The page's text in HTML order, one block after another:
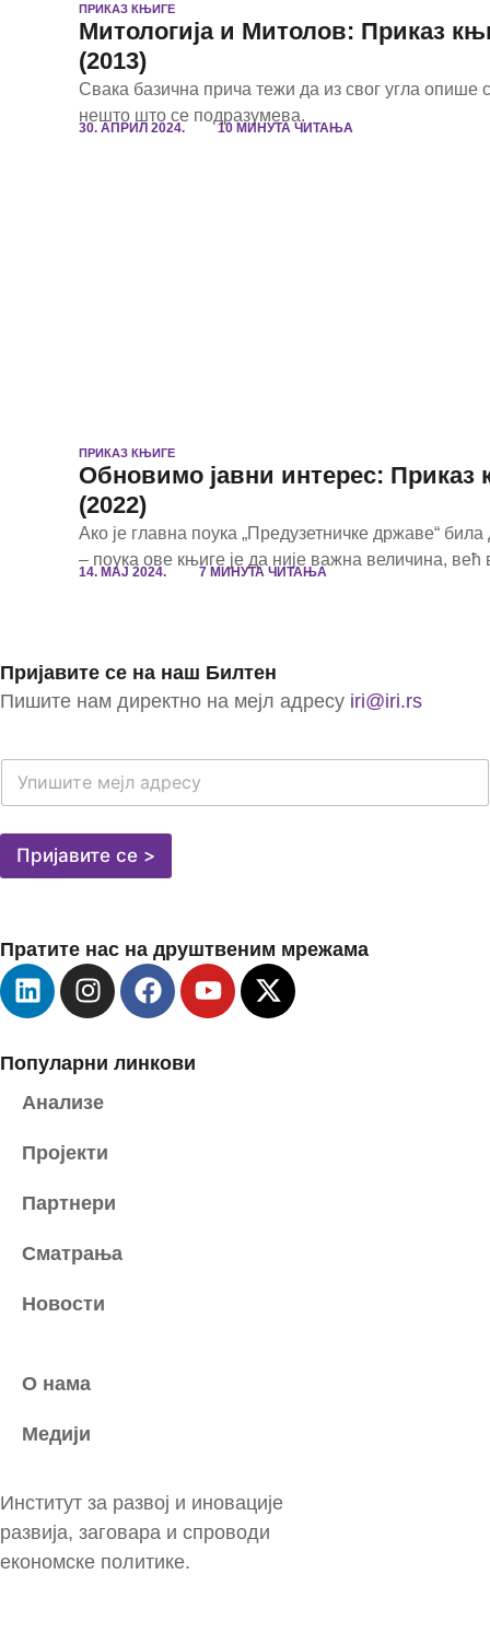
ПРИКАЗ КЊИГЕ
Митологија и Митолов: Приказ
(2013)
Свака базична прича тежи да из свог угла опише
нешто што се подразумева.
30. АПРИЛ 2024. 10 МИНУТА ЧИТАЊА
ПРИКАЗ КЊИГЕ
Обновимо јавни интерес: Приказ
(2022)
Ако је главна поука „Предузетничке државе“
– поука ове књиге је да није важна величина, већ
14. МАЈ 2024. 7 МИНУТА ЧИТАЊА
Пријавите се на наш Билтен
Пишите нам директно на мејл адресу iri@iri.rs
E
M
A
L
E
S
A
*
Пријавите се >
Пратите нас на друштвеним мрежама
Популарни линкови
Анализе
Пројекти
Партнери
Сматрања
Новости
О нама
Медији
Институт за развој и иновације
развија, заговара и спроводи
економске политике.